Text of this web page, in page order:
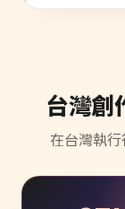
台灣
在台灣執